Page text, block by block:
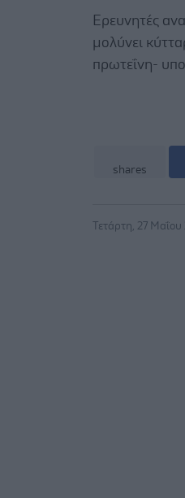
Ερευνητές
μολύνει
πρωτεΐνη-
shares
Τετάρτη, 27 Μαΐου